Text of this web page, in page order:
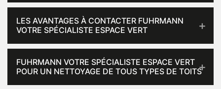
LES AVANTAGES À CONTACTER FUHRMANN
VOTRE SPÉCIALISTE ESPACE VERT
FUHRMANN VOTRE SPÉCIALISTE ESPACE VERT
POUR UN NETTOYAGE DE TOUS TYPES DE TOITS